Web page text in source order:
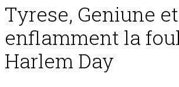
Tyrese, Geniune
enflamment la
Harlem Day